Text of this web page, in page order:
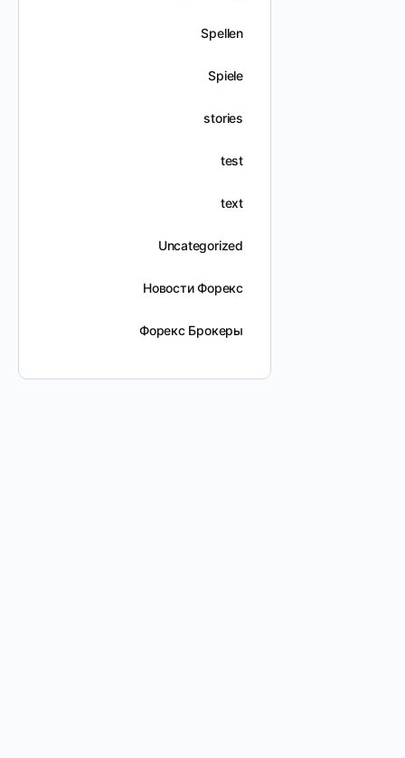
Spellen
Spiele
stories
test
text
Uncategorized
Новости Форекс
Форекс Брокеры